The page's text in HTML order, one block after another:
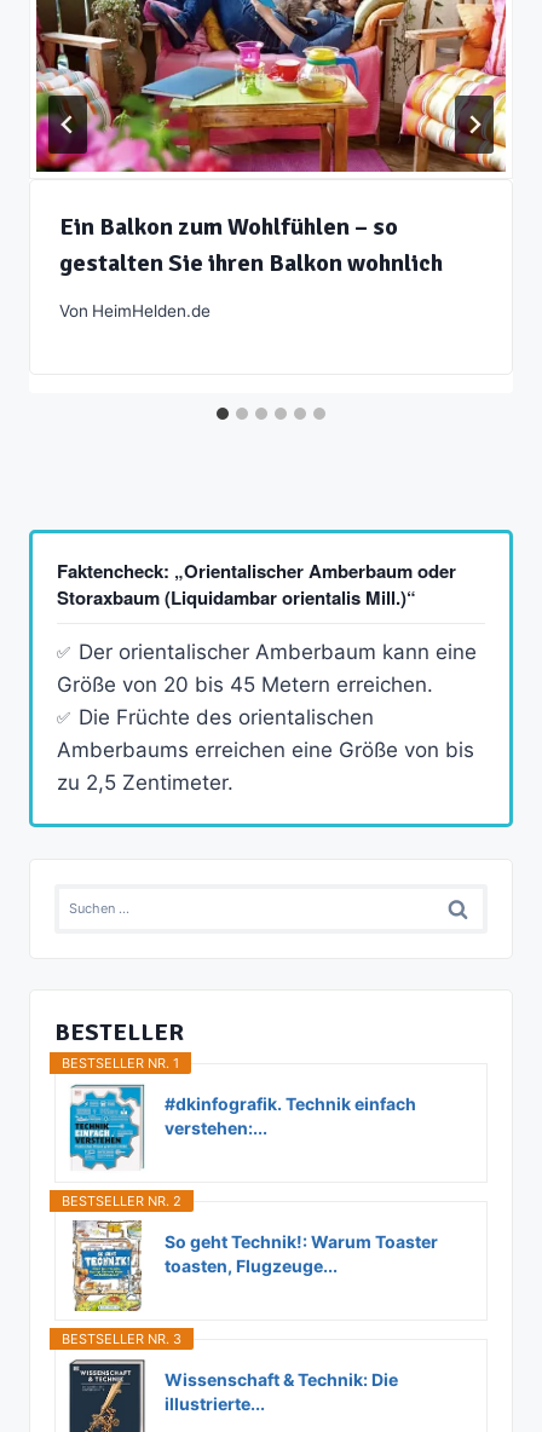
Ein Balkon zum Wohlfühlen – so
gestalten Sie ihren Balkon wohnlich
Von HeimHelden.de
Faktencheck: „Orientalischer Amberbaum oder
Storaxbaum (Liquidambar orientalis Mill.)“
Der orientalischer Amberbaum kann eine
Größe von 20 bis 45 Metern erreichen.
Die Früchte des orientalischen
Amberbaums erreichen eine Größe von bis
zu 2,5 Zentimeter.
Suchen
BESTELLER
BESTSELLER NR. 1
#dkinfografik. Technik einfach
verstehen:...
BESTSELLER NR. 2
So geht Technik!: Warum Toaster
toasten, Flugzeuge...
BESTSELLER NR. 3
Wissenschaft & Technik: Die
illustrierte...